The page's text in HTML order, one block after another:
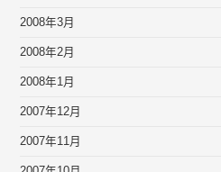
2008年3月
2008年2月
2008年1月
2007年12月
2007年11月